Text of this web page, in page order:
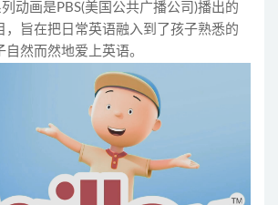
动画是PBS(美国公共广播公司)播出的
，旨在把日常英语融入到了孩子熟悉的
然而然地爱上英语。